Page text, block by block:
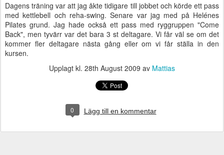
Dagens träning var att jag åkte tidigare till jobbet och körde ett pass
med kettlebell och reha-swing. Senare var jag med på Helénes
Pilates grund. Jag hade också ett pass med ryggruppen "Come
Back", men tyvärr var det bara 3 st deltagare. Vi får väl se om det
kommer fler deltagare nästa gång eller om vi får ställa in den
kursen.
Upplagt kl. 28th August 2009 av Mattias
0 Lägg till en kommentar